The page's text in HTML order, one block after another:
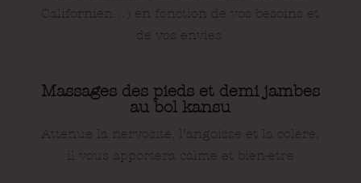
Californien…) en fonction de vos besoins et
de vos envies.
Massages des pieds et demi jambes
au bol kansu
Atténue la nervosité, l’angoisse et la colère,
il vous apportera calme et bien-être